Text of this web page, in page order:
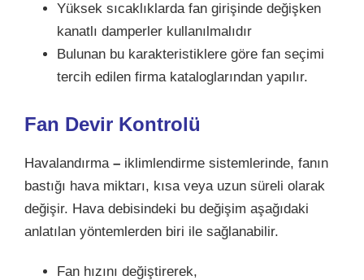
Yüksek sıcaklıklarda fan girişinde değişken
kanatlı damperler kullanılmalıdır
Bulunan bu karakteristiklere göre fan seçimi
tercih edilen firma kataloglarından yapılır.
Fan Devir Kontrolü
Havalandırma – iklimlendirme sistemlerinde, fanın
bastığı hava miktarı, kısa veya uzun süreli olarak
değişir. Hava debisindeki bu değişim aşağıdaki
anlatılan yöntemlerden biri ile sağlanabilir.
Fan hızını değiştirerek,